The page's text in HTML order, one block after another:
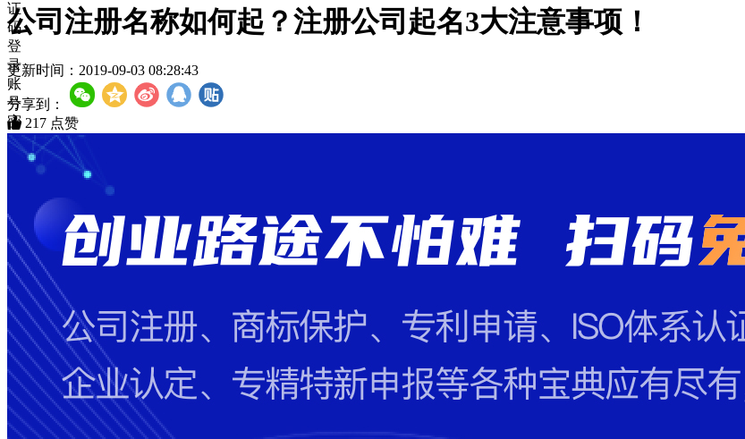
证
码
登
录
账
号
密
码
登
录
失
败
手
机
号
码
格
式
错
公司注册名称如何起？注册公司起名3大注意事项！
更新时间： 2019-09-03 08:28:43
分享到：
217 点赞